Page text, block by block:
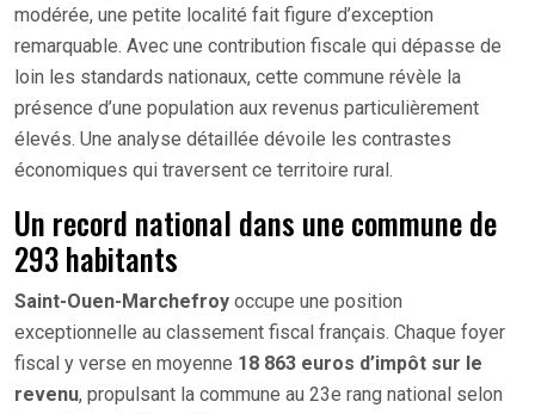
modérée, une petite localité fait figure d’exception
remarquable. Avec une contribution fiscale qui dépasse de
loin les standards nationaux, cette commune révèle la
présence d’une population aux revenus particulièrement
élevés. Une analyse détaillée dévoile les contrastes
économiques qui traversent ce territoire rural.
Un record national dans une commune de
293 habitants
Saint-Ouen-Marchefroy occupe une position
exceptionnelle au classement fiscal français. Chaque foyer
fiscal y verse en moyenne 18 863 euros d’impôt sur le
revenu, propulsant la commune au 23e rang national selon